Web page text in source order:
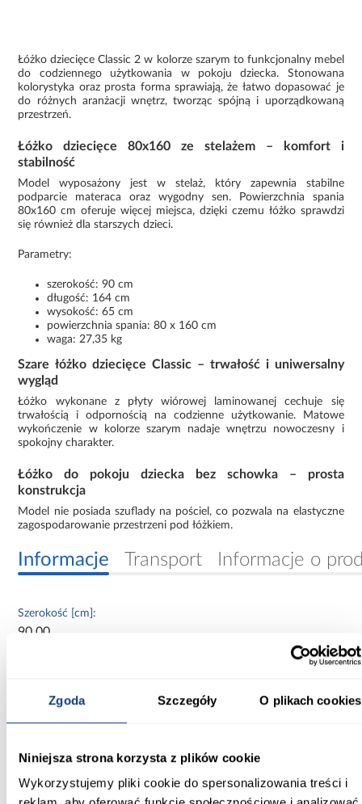
Zgoda Szczegóły O plikach cookies
Niniejsza strona korzysta z plików cookie
Wykorzystujemy pliki cookie do spersonalizowania treści i
Łóżko dziecięce Classic 2 w kolorze szarym to funkcjonalny mebel
do codziennego użytkowania w pokoju dziecka. Stonowana
kolorystyka oraz prosta forma sprawiają, że łatwo dopasować je
do różnych aranżacji wnętrz, tworząc spójną i uporządkowaną
przestrzeń.
Łóżko dziecięce 80x160 ze stelażem – komfort i
stabilność
Model wyposażony jest w stelaż, który zapewnia stabilne
podparcie materaca oraz wygodny sen. Powierzchnia spania
80x160 cm oferuje więcej miejsca, dzięki czemu łóżko sprawdzi
się również dla starszych dzieci.
Parametry:
szerokość: 90 cm
długość: 164 cm
wysokość: 65 cm
powierzchnia spania: 80 x 160 cm
waga: 27,35 kg
Szare łóżko dziecięce Classic – trwałość i uniwersalny
wygląd
Łóżko wykonane z płyty wiórowej laminowanej cechuje się
trwałością i odpornością na codzienne użytkowanie. Matowe
wykończenie w kolorze szarym nadaje wnętrzu nowoczesny i
spokojny charakter.
Łóżko do pokoju dziecka bez schowka – prosta
konstrukcja
Model nie posiada szuflady na pościel, co pozwala na elastyczne
zagospodarowanie przestrzeni pod łóżkiem.
Informacje Transport Informacje o
Szerokość [cm]:
90.00
80x160